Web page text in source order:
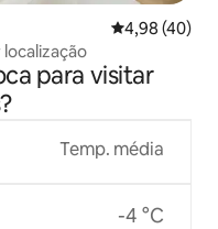
4,98 de uma
4,98 (40)
para visitar
Temp. média
-4 °C